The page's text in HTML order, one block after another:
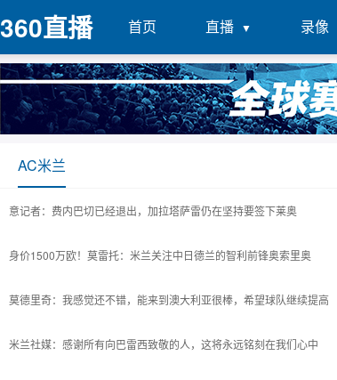
360直播 首页 直播 录像
AC米兰
意记者：费内巴切已经退出，加拉塔萨雷仍在坚持要签下莱奥
身价1500万欧！莫雷托：米兰关注中日德兰的智利前锋奥索里奥
莫德里奇：我感觉还不错，能来到澳大利亚很棒，希望球队继续提高
米兰社媒：感谢所有向巴雷西致敬的人，这将永远铭刻在我们心中